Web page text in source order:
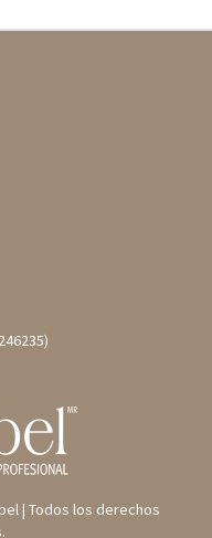
| Todos los derechos